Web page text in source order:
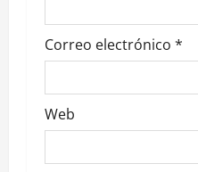
Correo electrónico *
Web